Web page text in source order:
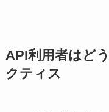
API利用者はど
クティス